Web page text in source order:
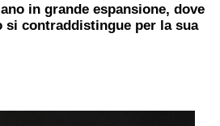
in grande espansione, dove
si contraddistingue per la sua